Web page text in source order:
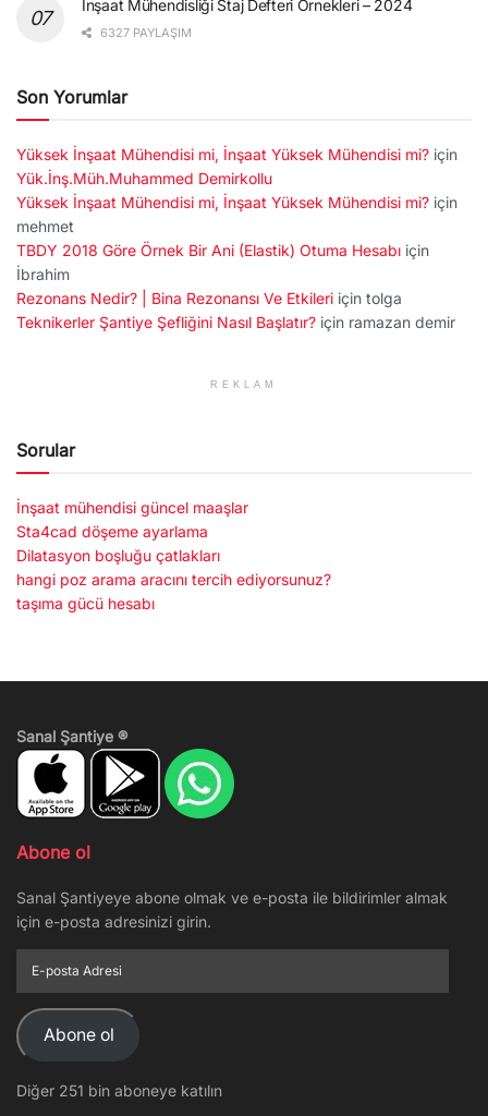
İnşaat Mühendisliği Staj Defteri Örnekleri – 2024
6327 PAYLAŞIM
Son Yorumlar
Yüksek İnşaat Mühendisi mi, İnşaat Yüksek Mühendisi mi? için
Yük.İnş.Müh.Muhammed Demirkollu
Yüksek İnşaat Mühendisi mi, İnşaat Yüksek Mühendisi mi? için
mehmet
TBDY 2018 Göre Örnek Bir Ani (Elastik) Otuma Hesabı için
İbrahim
Rezonans Nedir? | Bina Rezonansı Ve Etkileri için tolga
Teknikerler Şantiye Şefliğini Nasıl Başlatır? için ramazan demir
REKLAM
Sorular
İnşaat mühendisi güncel maaşlar
Sta4cad döşeme ayarlama
Dilatasyon boşluğu çatlakları
hangi poz arama aracını tercih ediyorsunuz?
taşıma gücü hesabı
Sanal Şantiye ®
Abone ol
Sanal Şantiyeye abone olmak ve e-posta ile bildirimler almak
için e-posta adresinizi girin.
posta
Adresi
Abone ol
Diğer 251 bin aboneye katılın